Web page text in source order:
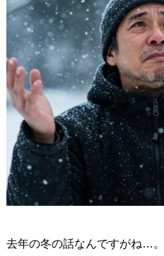
去年の冬の話なんですがね…。